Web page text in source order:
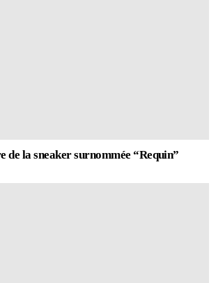
de la sneaker surnommée “Requin”